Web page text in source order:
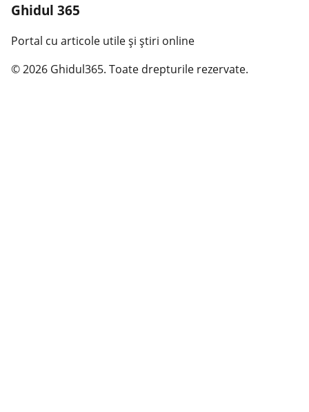
Ghidul 365
Portal cu articole utile și știri online
© 2026 Ghidul365. Toate drepturile rezervate.